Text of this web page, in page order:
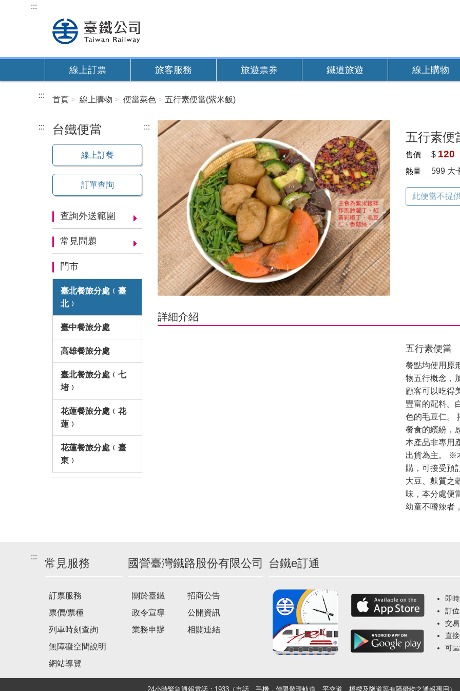
內
:::
線上訂票 旅客服務 旅遊票券 鐵道旅遊 線上購物
::: 首頁 線上購物 便當菜色 五行素便當(紫米飯)
::: 台鐵便當
線上訂餐
訂單查詢
查詢外送範圍
常見問題
門市
臺北餐旅分處﹙臺
北﹚
臺中餐旅分處
高雄餐旅分處
臺北餐旅分處﹙七
堵﹚
花蓮餐旅分處﹙花
蓮﹚
花蓮餐旅分處﹙臺
東﹚
:::
五行素便
售價 $ 120
熱量 599 大
此便當不提
詳細介紹
五行素便當
餐點均使用原
物五行概念，
顧客可以吃得
豐富的配料。
色的毛豆仁。
餐食的繽紛，
本產品非專用
出貨為主。 ※
購，可接受預
大豆、麩質之
味，本分處便
幼童不嗜辣者
:::
常見服務
訂票服務
票價/票種
列車時刻查詢
無障礙空間說明
網站導覽
國營臺灣鐵路股份有限公司
關於臺鐵
政令宣導
業務申辦
招商公告
公開資訊
相關連結
台鐵e訂通
即
訂
交
直
可
24小時緊急通報電話：1933（市話、手機，僅限發現軌道、平交道、橋樑及隧道等有障礙物之通報專用）